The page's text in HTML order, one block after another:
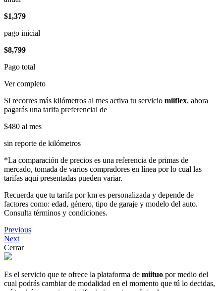
$1,379
pago inicial
$8,799
Pago total
Ver completo
Si recorres más kilómetros al mes activa tu servicio miiflex, ahora
pagarás una tarifa preferencial de
$480 al mes
sin reporte de kilómetros
*La comparación de precios es una referencia de primas de
mercado, tomada de varios compradores en línea por lo cual las
tarifas aqui presentadas pueden variar.
Recuerda que tu tarifa por km es personalizada y depende de
factores como: edad, género, tipo de garaje y modelo del auto.
Consulta términos y condiciones.
Previous
Next
Cerrar
Es el servicio que te ofrece la plataforma de miituo por medio del
cual podrás cambiar de modalidad en el momento que tú lo decidas,